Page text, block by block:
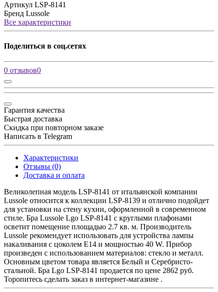
Артикул LSP-8141
Бренд Lussole
Все характеристики
Поделиться в соц.сетях
0 отзывов0
Гарантия качества
Быстрая доставка
Скидка при повторном заказе
Написать в Telegram
Характеристики
Отзывы (0)
Доставка и оплата
Великолепная модель LSP-8141 от итальянской компании
Lussole относится к коллекции LSP-8139 и отлично подойдет
для установки на стену кухни, оформленной в современном
стиле. Бра Lussole Lgo LSP-8141 с круглыми плафонами
осветит помещение площадью 2.7 кв. м. Производитель
Lussole рекомендует использовать для устройства лампы
накаливания с цоколем E14 и мощностью 40 W. Прибор
произведен с использованием материалов: стекло и металл.
Основным цветом товара является Белый и Серебристо-
стальной. Бра Lgo LSP-8141 продается по цене 2862 руб.
Торопитесь сделать заказ в интернет-магазине .